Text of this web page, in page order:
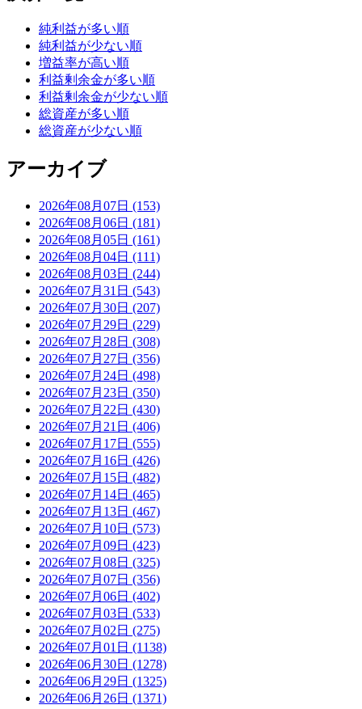
純利益が多い順
純利益が少ない順
増益率が高い順
利益剰余金が多い順
利益剰余金が少ない順
総資産が多い順
総資産が少ない順
アーカイブ
2026年08月07日 (153)
2026年08月06日 (181)
2026年08月05日 (161)
2026年08月04日 (111)
2026年08月03日 (244)
2026年07月31日 (543)
2026年07月30日 (207)
2026年07月29日 (229)
2026年07月28日 (308)
2026年07月27日 (356)
2026年07月24日 (498)
2026年07月23日 (350)
2026年07月22日 (430)
2026年07月21日 (406)
2026年07月17日 (555)
2026年07月16日 (426)
2026年07月15日 (482)
2026年07月14日 (465)
2026年07月13日 (467)
2026年07月10日 (573)
2026年07月09日 (423)
2026年07月08日 (325)
2026年07月07日 (356)
2026年07月06日 (402)
2026年07月03日 (533)
2026年07月02日 (275)
2026年07月01日 (1138)
2026年06月30日 (1278)
2026年06月29日 (1325)
2026年06月26日 (1371)